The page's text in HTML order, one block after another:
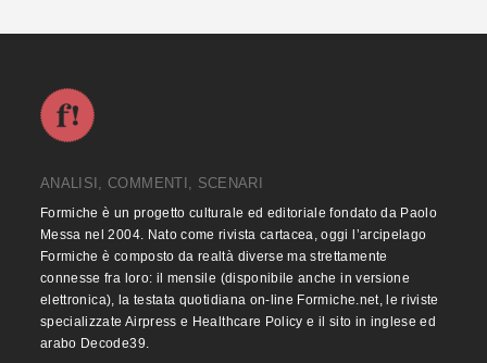
ANALISI, COMMENTI, SCENARI
Formiche è un progetto culturale ed editoriale fondato da Paolo
Messa nel 2004. Nato come rivista cartacea, oggi l’arcipelago
Formiche è composto da realtà diverse ma strettamente
connesse fra loro: il mensile (disponibile anche in versione
elettronica), la testata quotidiana on-line Formiche.net, le riviste
specializzate Airpress e Healthcare Policy e il sito in inglese ed
arabo Decode39.